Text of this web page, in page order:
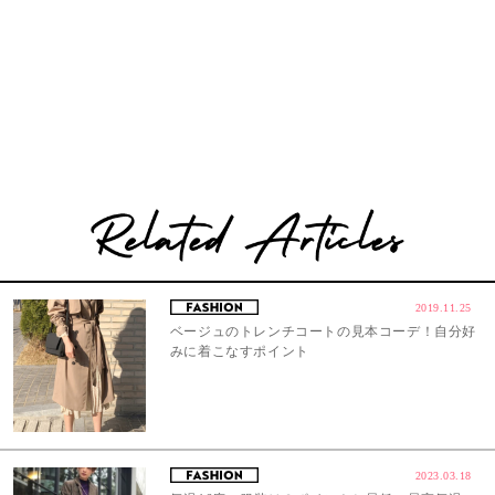
2019.11.25
ベージュのトレンチコートの見本コーデ！自分好
みに着こなすポイント
2023.03.18